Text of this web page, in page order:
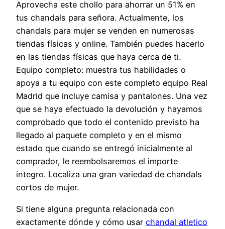
Aprovecha este chollo para ahorrar un 51% en
tus chandals para señora. Actualmente, los
chandals para mujer se venden en numerosas
tiendas físicas y online. También puedes hacerlo
en las tiendas físicas que haya cerca de ti.
Equipo completo: muestra tus habilidades o
apoya a tu equipo con este completo equipo Real
Madrid que incluye camisa y pantalones. Una vez
que se haya efectuado la devolución y hayamos
comprobado que todo el contenido previsto ha
llegado al paquete completo y en el mismo
estado que cuando se entregó inicialmente al
comprador, le reembolsaremos el importe
íntegro. Localiza una gran variedad de chandals
cortos de mujer.
Si tiene alguna pregunta relacionada con
exactamente dónde y cómo usar chandal atletico